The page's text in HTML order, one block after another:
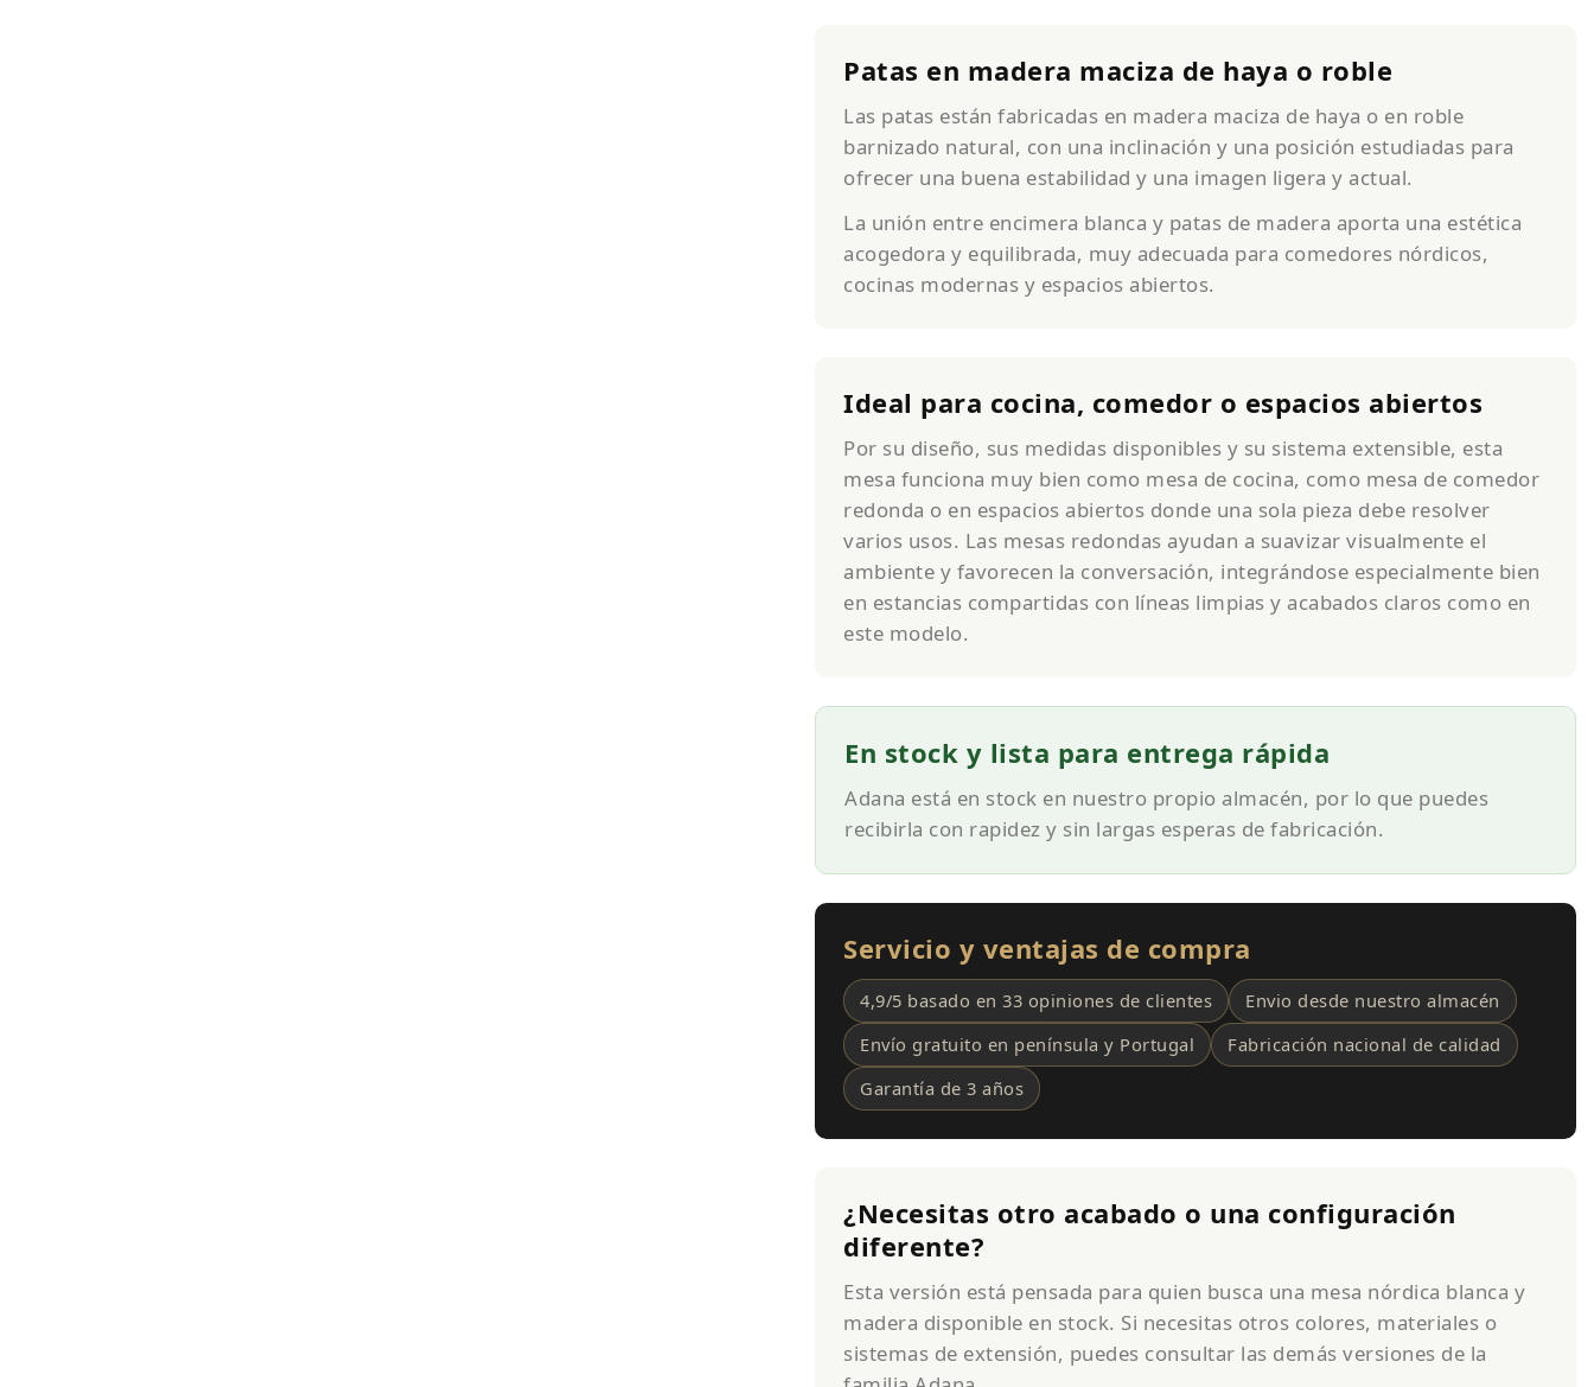
Patas en madera maciza de haya o roble
Las patas están fabricadas en madera maciza de haya o en roble
barnizado natural, con una inclinación y una posición estudiadas para
ofrecer una buena estabilidad y una imagen ligera y actual.
La unión entre encimera blanca y patas de madera aporta una estética
acogedora y equilibrada, muy adecuada para comedores nórdicos,
cocinas modernas y espacios abiertos.
Ideal para cocina, comedor o espacios abiertos
Por su diseño, sus medidas disponibles y su sistema extensible, esta
mesa funciona muy bien como mesa de cocina, como mesa de comedor
redonda o en espacios abiertos donde una sola pieza debe resolver
varios usos. Las mesas redondas ayudan a suavizar visualmente el
ambiente y favorecen la conversación, integrándose especialmente bien
en estancias compartidas con líneas limpias y acabados claros como en
este modelo.
En stock y lista para entrega rápida
Adana está en stock en nuestro propio almacén, por lo que puedes
recibirla con rapidez y sin largas esperas de fabricación.
Servicio y ventajas de compra
4,9/5 basado en 33 opiniones de clientes
Envio desde nuestro almacén
Envío gratuito en península y Portugal
Fabricación nacional de calidad
Garantía de 3 años
¿Necesitas otro acabado o una configuración
diferente?
Esta versión está pensada para quien busca una mesa nórdica blanca y
madera disponible en stock. Si necesitas otros colores, materiales o
sistemas de extensión, puedes consultar las demás versiones de la